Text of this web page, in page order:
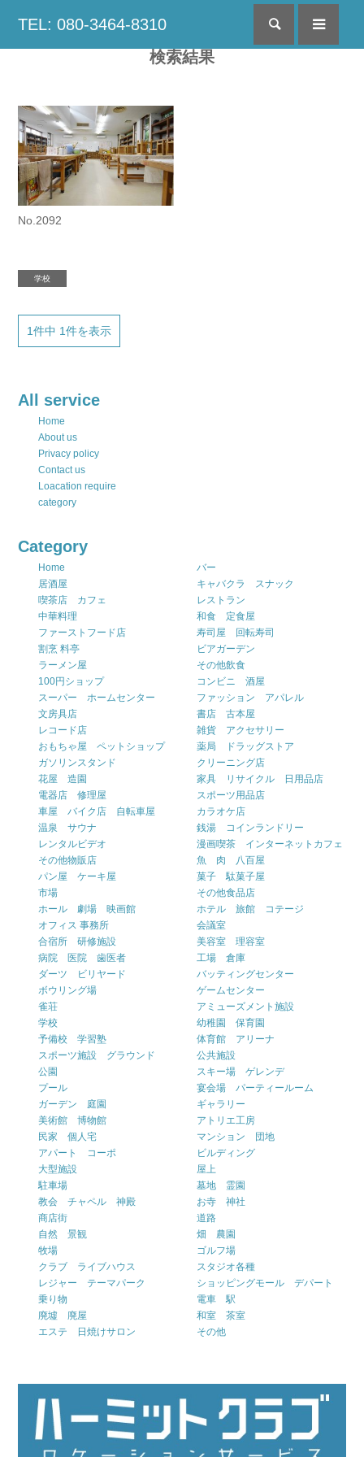
TEL: 080-3464-8310 検索
検索結果
No.2092
学校
1件中 1件を表示
All service
Home
About us
Privacy policy
Contact us
Loacation require
category
Category
Home
バー
居酒屋
キャバクラ スナック
喫茶店 カフェ
レストラン
中華料理
和食 定食屋
ファーストフード店
寿司屋 回転寿司
割烹 料亭
ビアガーデン
ラーメン屋
その他飲食
100円ショップ
コンビニ 酒屋
スーパー ホームセンター
ファッション アパレル
文房具店
書店 古本屋
レコード店
雑貨 アクセサリー
おもちゃ屋 ペットショップ
薬局 ドラッグストア
ガソリンスタンド
クリーニング店
花屋 造園
家具 リサイクル 日用品店
電器店 修理屋
スポーツ用品店
車屋 バイク店 自転車屋
カラオケ店
温泉 サウナ
銭湯 コインランドリー
レンタルビデオ
漫画喫茶 インターネットカフェ
その他物販店
魚 肉 八百屋
パン屋 ケーキ屋
菓子 駄菓子屋
市場
その他食品店
ホール 劇場 映画館
ホテル 旅館 コテージ
オフィス 事務所
会議室
合宿所 研修施設
美容室 理容室
病院 医院 歯医者
工場 倉庫
ダーツ ビリヤード
バッティングセンター
ボウリング場
ゲームセンター
雀荘
アミューズメント施設
学校
幼稚園 保育園
予備校 学習塾
体育館 アリーナ
スポーツ施設 グラウンド
公共施設
公園
スキー場 ゲレンデ
プール
宴会場 パーティールーム
ガーデン 庭園
ギャラリー
美術館 博物館
アトリエ工房
民家 個人宅
マンション 団地
アパート コーポ
ビルディング
大型施設
屋上
駐車場
墓地 霊園
教会 チャペル 神殿
お寺 神社
商店街
道路
自然 景観
畑 農園
牧場
ゴルフ場
クラブ ライブハウス
スタジオ各種
レジャー テーマパーク
ショッピングモール デパート
乗り物
電車 駅
廃墟 廃屋
和室 茶室
エステ 日焼けサロン
その他